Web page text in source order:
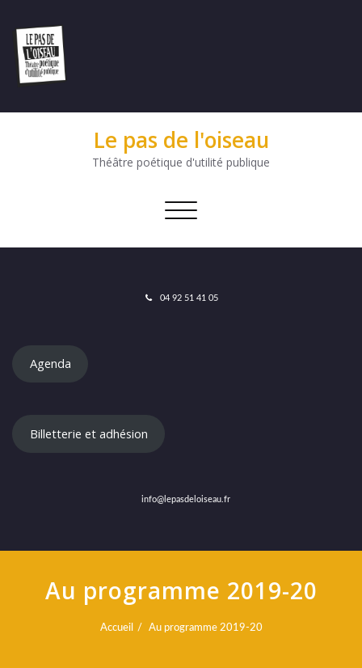
Le pas de l'oiseau
Théâtre poétique d'utilité publique
Afficher/masquer
navigation
04 92 51 41 05
Agenda
Billetterie et adhésion
info@lepasdeloiseau.fr
Au programme 2019-20
Accueil Au programme 2019-20